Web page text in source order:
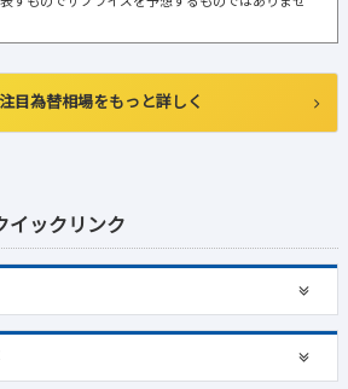
イックリンク
目為替相場をもっと詳しく